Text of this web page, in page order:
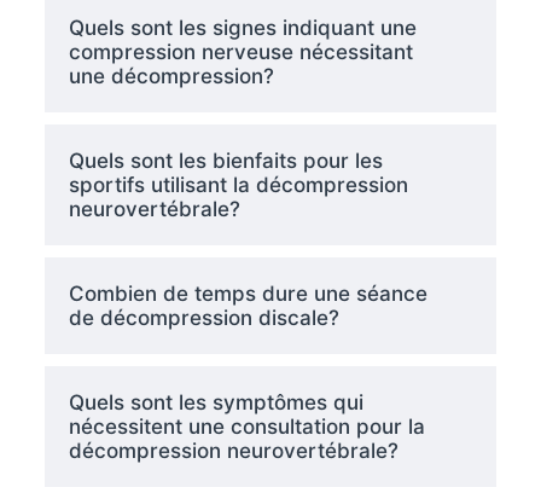
Quels sont les signes indiquant une
compression nerveuse nécessitant
une décompression?
Quels sont les bienfaits pour les
sportifs utilisant la décompression
neurovertébrale?
Combien de temps dure une séance
de décompression discale?
Quels sont les symptômes qui
nécessitent une consultation pour la
décompression neurovertébrale?